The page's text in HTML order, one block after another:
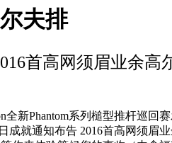
夫排
首高网须眉业余高
Phantom系列槌型推杆巡回
就通知布告 2016首高网须眉